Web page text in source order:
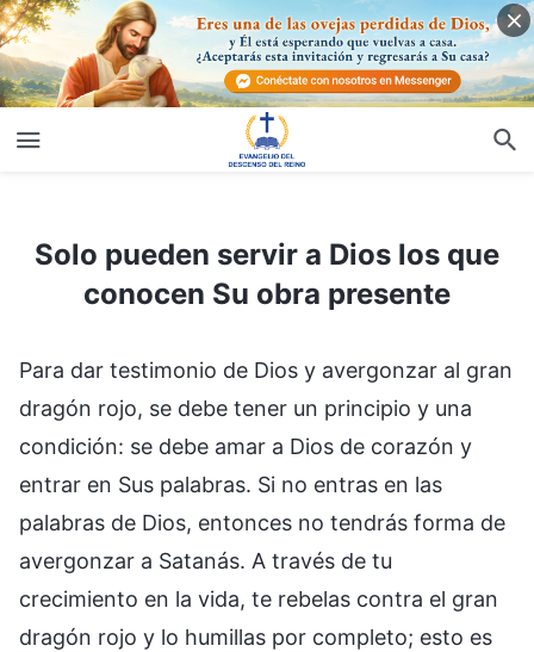
Solo pueden servir a Dios los que
conocen Su obra presente
Para dar testimonio de Dios y avergonzar al gran
dragón rojo, se debe tener un principio y una
condición: se debe amar a Dios de corazón y
entrar en Sus palabras. Si no entras en las
palabras de Dios, entonces no tendrás forma de
avergonzar a Satanás. A través de tu
crecimiento en la vida, te rebelas contra el gran
dragón rojo y lo humillas por completo; esto es